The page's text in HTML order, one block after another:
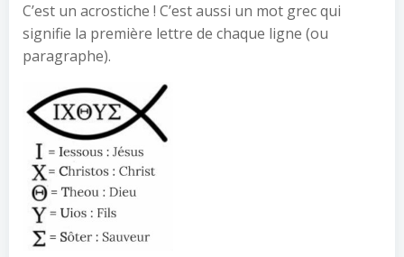
C’est un acrostiche ! C’est aussi un mot grec qui
signifie la première lettre de chaque ligne (ou
paragraphe).